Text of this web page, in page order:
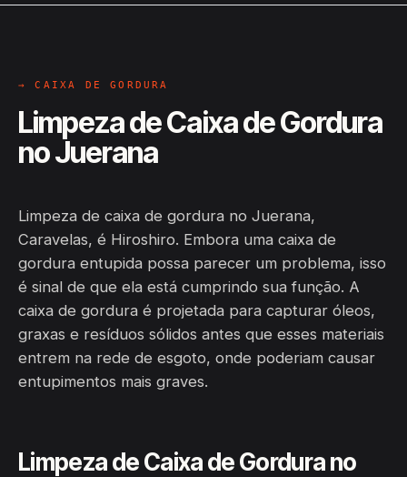
→ CAIXA DE GORDURA
Limpeza de Caixa de Gordura
no Juerana
Limpeza de caixa de gordura no Juerana,
Caravelas, é Hiroshiro. Embora uma caixa de
gordura entupida possa parecer um problema, isso
é sinal de que ela está cumprindo sua função. A
caixa de gordura é projetada para capturar óleos,
graxas e resíduos sólidos antes que esses materiais
entrem na rede de esgoto, onde poderiam causar
entupimentos mais graves.
Limpeza de Caixa de Gordura no